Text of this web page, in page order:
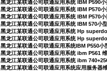
黑龙江某联通公司联通应用系统 IBM P590
黑龙江某联通公司联通应用系统 IBM P570
黑龙江某联通公司联通应用系统 IBM P570
黑龙江某联通公司联通应用系统 IBM 570小
黑龙江某联通公司联通应用系统 Hp
黑龙江某联通公司联通应用系统 Hp
黑龙江某联通公司联通应用系统IBM P550小
黑龙江某联通公司联通应用系统 ibm P561
黑龙江某联通公司联通应用系统 ibm
黑龙江某联通公司联通应用系统应用服务器